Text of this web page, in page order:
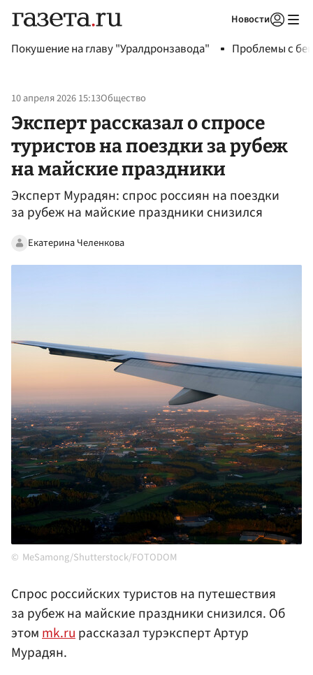
Новости
Покушение на главу "Уралдронзавода" Проблемы с
10 апреля 2026 15:13Общество
Эксперт рассказал о спросе
туристов на поездки за рубеж
на майские праздники
Эксперт Мурадян: спрос россиян на поездки
за рубеж на майские праздники снизился
Екатерина Челенкова
MeSamong/Shutterstock/FOTODOM
Спрос российских туристов на путешествия
за рубеж на майские праздники снизился. Об
этомmk.ruрассказал турэксперт Артур
Мурадян.